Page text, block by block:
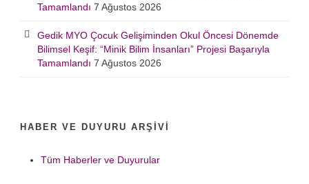
Tamamlandı 7 Ağustos 2026
Gedik MYO Çocuk Gelişiminden Okul Öncesi Dönemde
Bilimsel Keşif: “Minik Bilim İnsanları” Projesi Başarıyla
Tamamlandı 7 Ağustos 2026
HABER VE DUYURU ARŞIVI
Tüm Haberler ve Duyurular